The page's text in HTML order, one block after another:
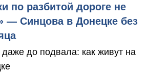
по разбитой дороге не
— Синцова в Донецке без
до подвала: как живут на